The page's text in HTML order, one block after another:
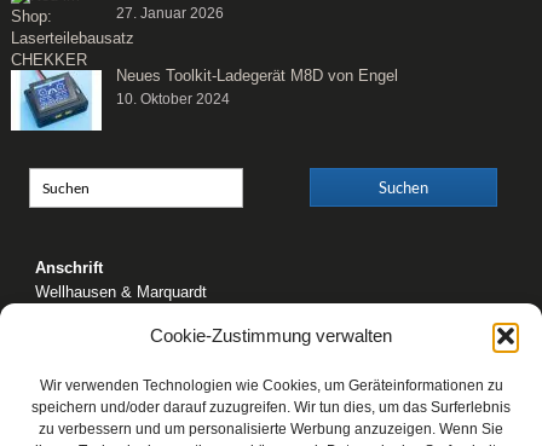
Cookie-Zustimmung verwalten
Wir verwenden Technologien wie Cookies, um Geräteinformationen zu
speichern und/oder darauf zuzugreifen. Wir tun dies, um das Surferlebnis
zu verbessern und um personalisierte Werbung anzuzeigen. Wenn Sie
27. Januar 2026
Neues Toolkit-Ladegerät M8D von Engel
10. Oktober 2024
Anschrift
Wellhausen & Marquardt
Mundsburger Damm 6
Kontakt
Telefon: 0 40 / 42 91 77-0